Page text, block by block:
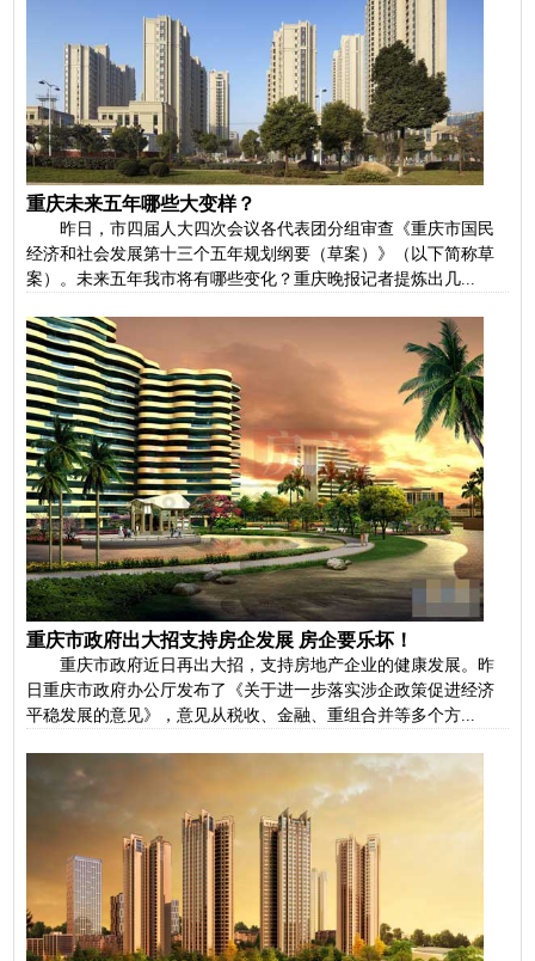
重庆未来五年哪些大变样？
昨日，市四届人大四次会议各代表团分组审查《重庆市国民
经济和社会发展第十三个五年规划纲要（草案）》（以下简称草
案）。未来五年我市将有哪些变化？重庆晚报记者提炼出几...
重庆市政府出大招支持房企发展 房企要乐坏！
重庆市政府近日再出大招，支持房地产企业的健康发展。昨
日重庆市政府办公厅发布了《关于进一步落实涉企政策促进经济
平稳发展的意见》，意见从税收、金融、重组合并等多个方...